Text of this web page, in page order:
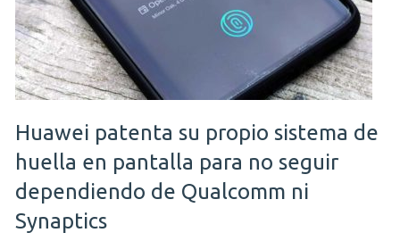
Huawei patenta su propio sistema de
huella en pantalla para no seguir
dependiendo de Qualcomm ni
Synaptics